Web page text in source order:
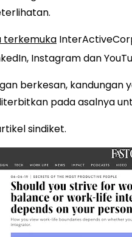
terkemuka
Instagram dan
berkesan,
pada asalnya
sindiket.